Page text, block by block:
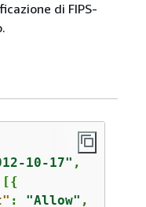
di FIPS-
10-17" ,
{
: "Allow" ,